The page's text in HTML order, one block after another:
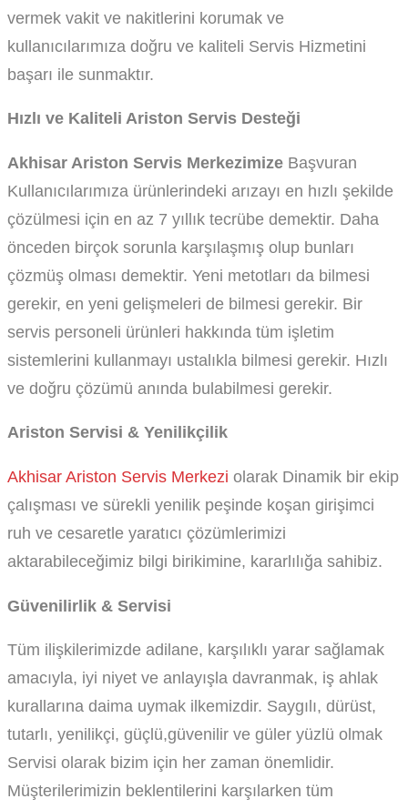
vermek vakit ve nakitlerini korumak ve
kullanıcılarımıza doğru ve kaliteli Servis Hizmetini
başarı ile sunmaktır.
Hızlı ve Kaliteli Ariston Servis Desteği
Akhisar Ariston Servis Merkezimize Başvuran
Kullanıcılarımıza ürünlerindeki arızayı en hızlı şekilde
çözülmesi için en az 7 yıllık tecrübe demektir. Daha
önceden birçok sorunla karşılaşmış olup bunları
çözmüş olması demektir. Yeni metotları da bilmesi
gerekir, en yeni gelişmeleri de bilmesi gerekir. Bir
servis personeli ürünleri hakkında tüm işletim
sistemlerini kullanmayı ustalıkla bilmesi gerekir. Hızlı
ve doğru çözümü anında bulabilmesi gerekir.
Ariston Servisi & Yenilikçilik
Akhisar Ariston Servis Merkezi olarak Dinamik bir ekip
çalışması ve sürekli yenilik peşinde koşan girişimci
ruh ve cesaretle yaratıcı çözümlerimizi
aktarabileceğimiz bilgi birikimine, kararlılığa sahibiz.
Güvenilirlik & Servisi
Tüm ilişkilerimizde adilane, karşılıklı yarar sağlamak
amacıyla, iyi niyet ve anlayışla davranmak, iş ahlak
kurallarına daima uymak ilkemizdir. Saygılı, dürüst,
tutarlı, yenilikçi, güçlü,güvenilir ve güler yüzlü olmak
Servisi olarak bizim için her zaman önemlidir.
Müşterilerimizin beklentilerini karşılarken tüm